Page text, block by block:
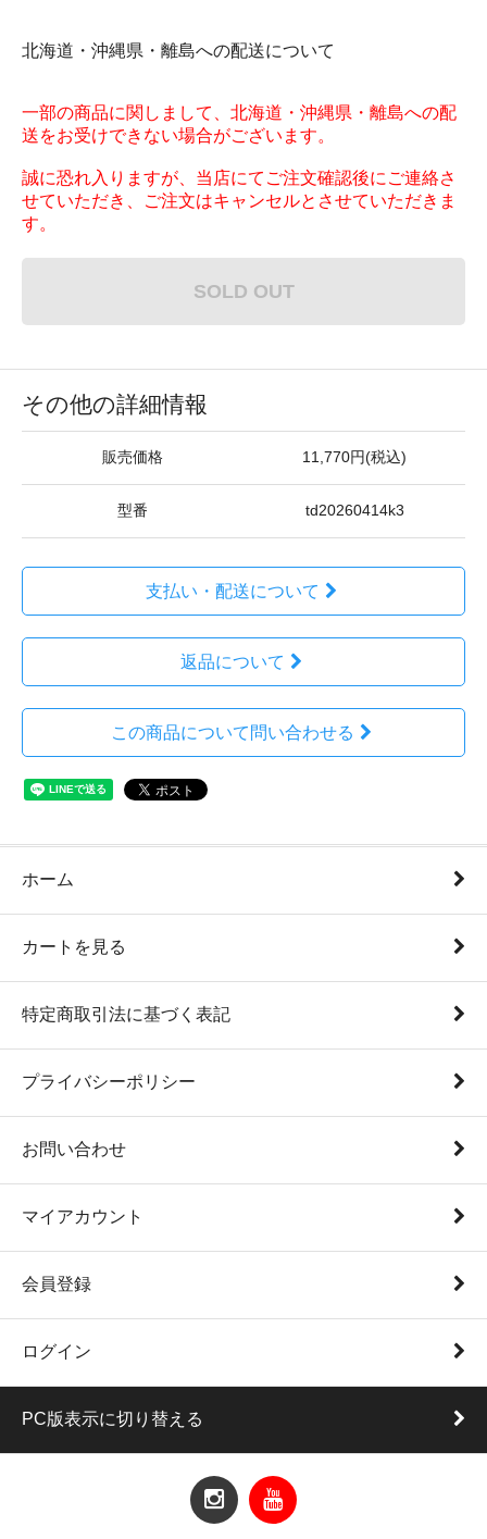
北海道・沖縄県・離島への配送について
一部の商品に関しまして、北海道・沖縄県・離島への配
送をお受けできない場合がございます。
誠に恐れ入りますが、当店にてご注文確認後にご連絡さ
せていただき、ご注文はキャンセルとさせていただきま
す。
SOLD OUT
その他の詳細情報
販売価格 11,770円(税込)
型番 td20260414k3
支払い・配送について
返品について
この商品について問い合わせる
ホーム
カートを見る
特定商取引法に基づく表記
プライバシーポリシー
お問い合わせ
マイアカウント
会員登録
ログイン
PC版表示に切り替える